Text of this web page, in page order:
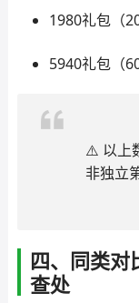
1980礼包（
5940礼包（
⚠️ 以上
非独立
四、同类
查处